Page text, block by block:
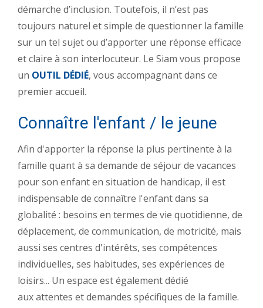
démarche d’inclusion. Toutefois, il n’est pas
toujours naturel et simple de questionner la famille
sur un tel sujet ou d’apporter une réponse efficace
et claire à son interlocuteur. Le Siam vous propose
un OUTIL DÉDIÉ, vous accompagnant dans ce
premier accueil.
Connaître l'enfant / le jeune
Afin d'apporter la réponse la plus pertinente à la
famille quant à sa demande de séjour de vacances
pour son enfant en situation de handicap, il est
indispensable de connaître l'enfant dans sa
globalité : besoins en termes de vie quotidienne, de
déplacement, de communication, de motricité, mais
aussi ses centres d'intérêts, ses compétences
individuelles, ses habitudes, ses expériences de
loisirs... Un espace est également dédié
aux attentes et demandes spécifiques de la famille.